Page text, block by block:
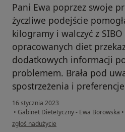
Pani Ewa poprzez swoje
życzliwe podejście
kilogramy i walczyć z
opracowanych diet
dodatkowych informacji
problemem. Brała pod
spostrzeżenia i
16 stycznia 2023
• Gabinet Dietetyczny - Ewa Borowska •
w opinii użytkownika A.L.
zgłoś nadużycie